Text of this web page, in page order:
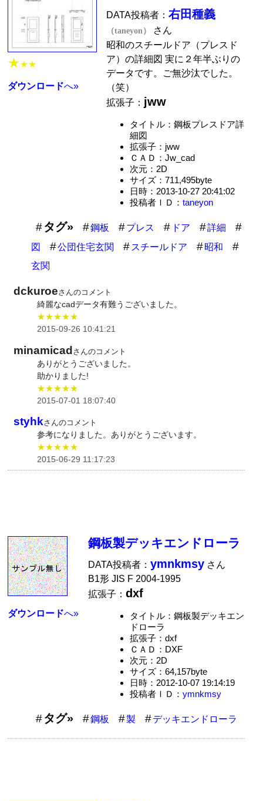
★★★
ダウンロードへ»
DATA投稿者：右田種義
（taneyon）
さん
昭和のスチールドア（プレスド
ア）の詳細図 実に２年半ぶりの
データです。ご無沙汰でした。
（笑）
拡張子： jww
タイトル：鋼板プレスドア詳
細図
拡張子：jww
ＣＡＤ：Jw_cad
次元：2D
サイズ：711,495byte
日時：2013-10-27 20:41:02
投稿者ＩＤ： taneyon
タグ» 鋼板 プレス ドア
詳細
図
公団住宅玄関 スチールドア
昭和
玄関
dckuroeさんのコメント
綺麗なcadデータ有難うございました。
★★★★★
2015-09-26 10:41:21
minamicad さんのコメント
ありがとうございました。
助かりました!
★★★★★
2015-07-01 18:07:40
styhkさんのコメント
参考になりました。ありがとうございます。
★★★★★
2015-06-29 11:17:23
ダウンロードへ»
鋼板製デッキエンドローラ
DATA投稿者：ymnkmsy さん
B1形 JIS F 2004-1995
拡張子：dxf
タイトル：鋼板製デッキエン
ドローラ
拡張子：dxf
ＣＡＤ：DXF
次元：2D
サイズ：64,157byte
日時：2012-10-07 19:14:19
投稿者ＩＤ： ymnkmsy
タグ» 鋼板 製 デッキエンドローラ